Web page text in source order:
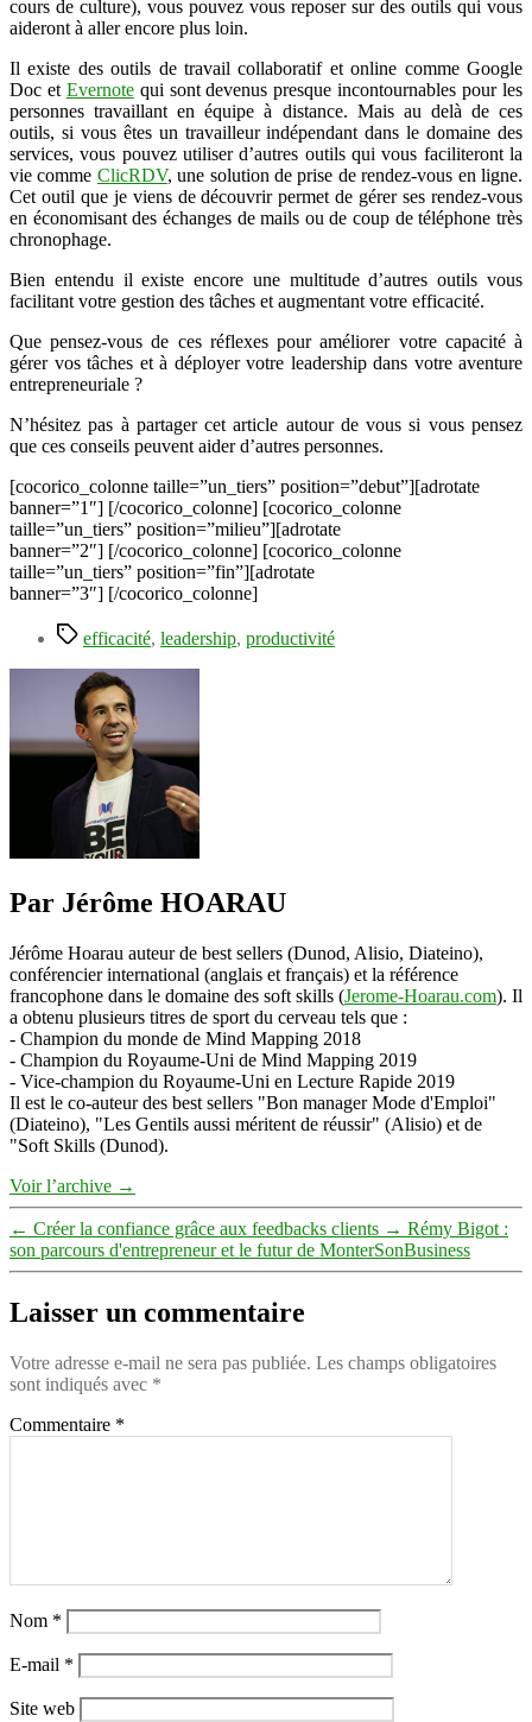
cours de culture), vous pouvez vous reposer sur des outils qui vous
aideront à aller encore plus loin.
Il existe des outils de travail collaboratif et online comme Google
Doc et Evernotequi sont devenus presque incontournables pour les
personnes travaillant en équipe à distance. Mais au delà de ces
outils, si vous êtes un travailleur indépendant dans le domaine des
services, vous pouvez utiliser d’autres outils qui vous faciliteront la
vie comme ClicRDV, une solution de prise de rendez-vous en ligne.
Cet outil que je viens de découvrir permet de gérer ses rendez-vous
en économisant des échanges de mails ou de coup de téléphone très
chronophage.
Bien entendu il existe encore une multitude d’autres outils vous
facilitant votre gestion des tâches et augmentant votre efficacité.
Que pensez-vous de ces réflexes pour améliorer votre capacité à
gérer vos tâches et à déployer votre leadership dans votre aventure
entrepreneuriale ?
N’hésitez pas à partager cet article autour de vous si vous pensez
que ces conseils peuvent aider d’autres personnes.
[cocorico_colonne taille=”un_tiers” position=”debut”][adrotate
banner=”1″] [/cocorico_colonne] [cocorico_colonne
taille=”un_tiers” position=”milieu”][adrotate
banner=”2″] [/cocorico_colonne] [cocorico_colonne
taille=”un_tiers” position=”fin”][adrotate
banner=”3″] [/cocorico_colonne]
Étiquettes
efficacité, leadership, productivité
Par Jérôme HOARAU
Jérôme Hoarau auteur de best sellers (Dunod, Alisio, Diateino),
conférencier international (anglais et français) et la référence
francophone dans le domaine des soft skills (Jerome-Hoarau.com). Il
a obtenu plusieurs titres de sport du cerveau tels que :
- Champion du monde de Mind Mapping 2018
- Champion du Royaume-Uni de Mind Mapping 2019
- Vice-champion du Royaume-Uni en Lecture Rapide 2019
Il est le co-auteur des best sellers "Bon manager Mode d'Emploi"
(Diateino), "Les Gentils aussi méritent de réussir" (Alisio) et de
"Soft Skills (Dunod).
Voir l’archive →
← Créer la confiance grâce aux feedbacks clients → Rémy Bigot :
son parcours d'entrepreneur et le futur de MonterSonBusiness
Laisser un commentaire
Votre adresse e-mail ne sera pas publiée. Les champs obligatoires
sont indiqués avec *
Commentaire *
Nom *
E-mail *
Site web